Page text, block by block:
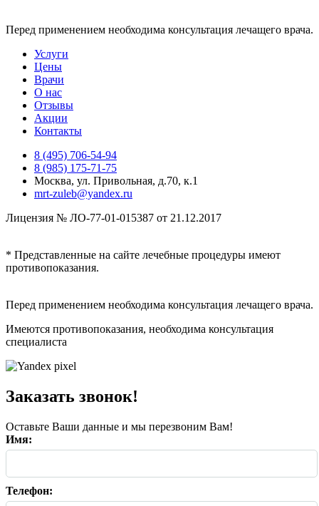
Перед применением необходима консультация лечащего врача.
Услуги
Цены
Врачи
О нас
Отзывы
Акции
Контакты
8 (495) 706-54-94
8 (985) 175-71-75
Москва, ул. Привольная, д.70, к.1
mrt-zuleb@yandex.ru
Лицензия № ЛО-77-01-015387 от 21.12.2017
* Представленные на сайте лечебные процедуры имеют
противопоказания.
Перед применением необходима консультация лечащего врача.
Имеются противопоказания, необходима консультация
специалиста
Заказать звонок!
Оставьте Ваши данные и мы перезвоним Вам!
Имя:
Телефон: